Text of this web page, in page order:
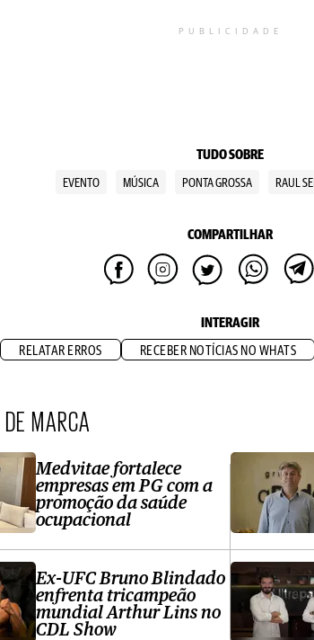
PUBLICIDADE
TUDO SOBRE
EVENTO MÚSICA PONTA GROSSA RAUL
COMPARTILHAR
INTERAGIR
RELATAR ERROS RECEBER NOTÍCIAS NO WHATS
MARCA
Medvitae fortalece
empresas em PG com a
promoção da saúde
ocupacional
Ex-UFC Bruno Blindado
enfrenta tricampeão
mundial Arthur Lins no
CDL Show